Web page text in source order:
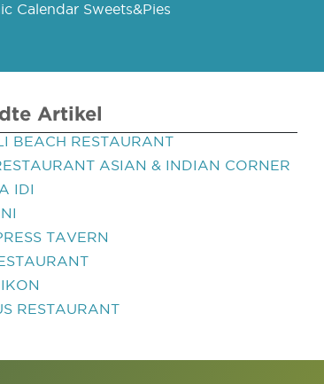
Calendar Sweets&Pies
Artikel
BEACH RESTAURANT
ASIAN & INDIAN CORNER
IDI
TAVERN
RESTAURANT